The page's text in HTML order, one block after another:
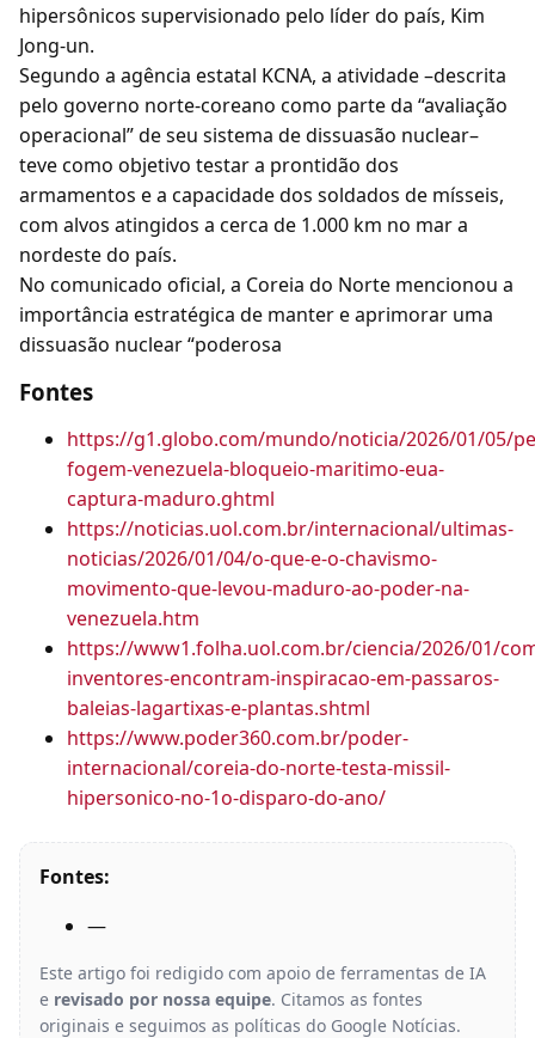
hipersônicos supervisionado pelo líder do país, Kim
Jong-un.
Segundo a agência estatal KCNA, a atividade –descrita
pelo governo norte-coreano como parte da “avaliação
operacional” de seu sistema de dissuasão nuclear–
teve como objetivo testar a prontidão dos
armamentos e a capacidade dos soldados de mísseis,
com alvos atingidos a cerca de 1.000 km no mar a
nordeste do país.
No comunicado oficial, a Coreia do Norte mencionou a
importância estratégica de manter e aprimorar uma
dissuasão nuclear “poderosa
Fontes
https://g1.globo.com/mundo/noticia/2026/01/05/
fogem-venezuela-bloqueio-maritimo-eua-
captura-maduro.ghtml
https://noticias.uol.com.br/internacional/ultimas-
noticias/2026/01/04/o-que-e-o-chavismo-
movimento-que-levou-maduro-ao-poder-na-
venezuela.htm
https://www1.folha.uol.com.br/ciencia/2026/01/
inventores-encontram-inspiracao-em-passaros-
baleias-lagartixas-e-plantas.shtml
https://www.poder360.com.br/poder-
internacional/coreia-do-norte-testa-missil-
hipersonico-no-1o-disparo-do-ano/
Fontes:
—
Este artigo foi redigido com apoio de ferramentas de IA
e revisado por nossa equipe. Citamos as fontes
originais e seguimos as políticas do Google Notícias.